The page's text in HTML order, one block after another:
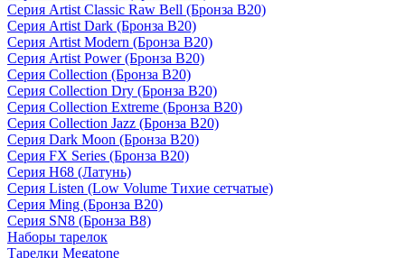
Серия Artist Classic Raw Bell (Бронза B20)
Серия Artist Dark (Бронза B20)
Серия Artist Modern (Бронза B20)
Серия Artist Power (Бронза B20)
Серия Collection (Бронза B20)
Серия Collection Dry (Бронза B20)
Серия Collection Extreme (Бронза B20)
Серия Collection Jazz (Бронза B20)
Серия Dark Moon (Бронза B20)
Серия FX Series (Бронза B20)
Серия H68 (Латунь)
Серия Listen (Low Volume Тихие сетчатые)
Серия Ming (Бронза B20)
Серия SN8 (Бронза B8)
Наборы тарелок
Тарелки Megatone